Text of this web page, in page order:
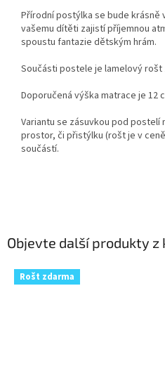
Objevte další produkty z
Rošt zdarma
Přírodní postýlka se bude krásně
vašemu dítěti zajistí příjemnou
spoustu fantazie dětským hrám.
Součásti postele je lamelový rošt
Doporučená výška matrace je 12
Variantu se zásuvkou pod
prostor, či přistýlku (rošt je v
součástí.